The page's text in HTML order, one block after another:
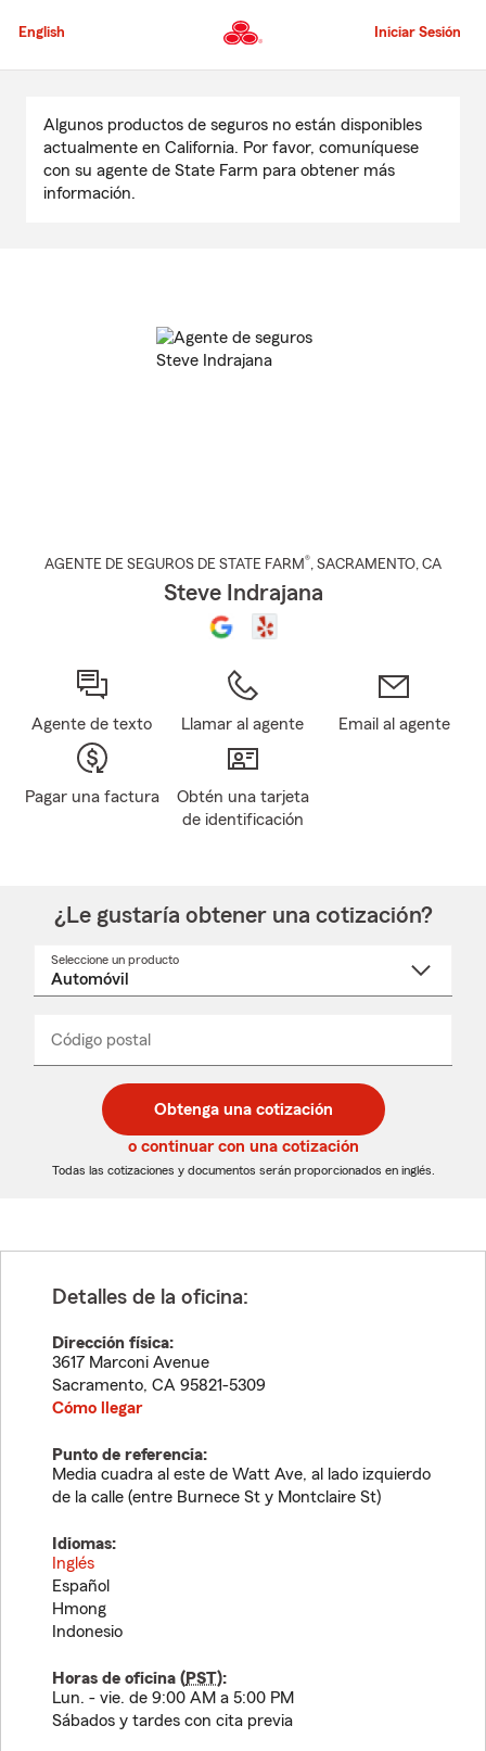
al
principal
English Iniciar Sesión
contenido
principal
Algunos productos de seguros no están disponibles
actualmente en California. Por favor, comuníquese
con su agente de State Farm para obtener más
información.
AGENTE DE SEGUROS DE STATE FARM®, SACRAMENTO, CA
Steve Indrajana
Agente de texto Llamar al agente Email al agente
Pagar una factura
Obtén una tarjeta
de identificación
¿Le gustaría obtener una cotización?
Seleccione un producto
desplegable
Código postal
de
5
dígitos
de
5
dígitos
_____
Obtenga una cotización
o continuar con una cotización
Todas las cotizaciones y documentos serán proporcionados en inglés.
Detalles de la oficina:
Dirección física:
3617 Marconi Avenue
Sacramento, CA 95821-5309
Cómo llegar
Punto de referencia:
Media cuadra al este de Watt Ave, al lado izquierdo
de la calle (entre Burnece St y Montclaire St)
Idiomas:
Inglés
Español
Hmong
Indonesio
Horas de oficina (PST):
Lun. - vie. de 9:00 AM a 5:00 PM
Sábados y tardes con cita previa